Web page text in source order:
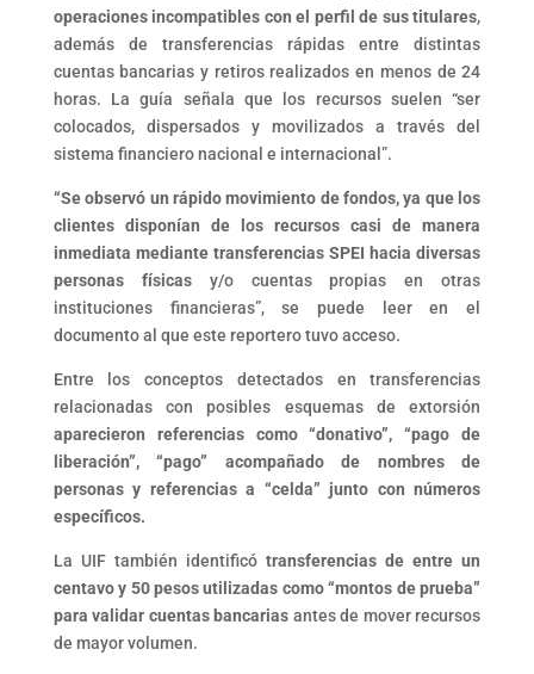
operaciones incompatibles con el perfil de sus titulares,
además de transferencias rápidas entre distintas
cuentas bancarias y retiros realizados en menos de 24
horas. La guía señala que los recursos suelen “ser
colocados, dispersados y movilizados a través del
sistema financiero nacional e internacional”.
“Se observó un rápido movimiento de fondos, ya que los
clientes disponían de los recursos casi de manera
inmediata mediante transferencias SPEI hacia diversas
personas físicasy/o cuentas propias en otras
instituciones financieras”, se puede leer en el
documento al que este reportero tuvo acceso.
Entre los conceptos detectados en transferencias
relacionadas con posibles esquemas de extorsión
aparecieron referencias como “donativo”, “pago de
liberación”, “pago” acompañado de nombres de
personas y referencias a “celda” junto con números
específicos.
La UIF también identificótransferencias de entre un
centavo y 50 pesos utilizadas como “montos de prueba”
para validar cuentas bancarias antes de mover recursos
de mayor volumen.